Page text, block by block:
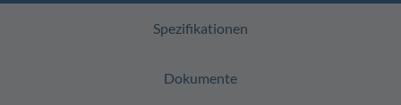
Spezifikationen
Dokumente